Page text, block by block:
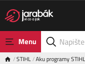
Menu
STIHL Aku programy STIHL